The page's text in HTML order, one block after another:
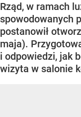
Rząd, w ramach
spowodowanych
postanowił
maja).
i odpowiedzi, jak
wizyta w salonie